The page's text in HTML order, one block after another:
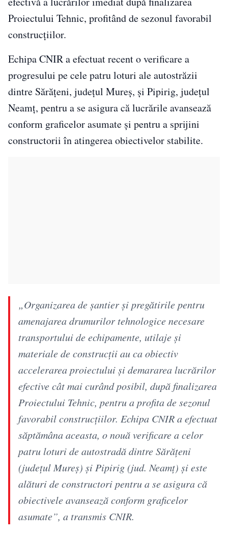
Proiectului Tehnic, profitând de sezonul favorabil
construcțiilor.
Echipa CNIR a efectuat recent o verificare a
progresului pe cele patru loturi ale autostrăzii
dintre Sărățeni, județul Mureș, și Pipirig, județul
Neamț, pentru a se asigura că lucrările avansează
conform graficelor asumate și pentru a sprijini
constructorii în atingerea obiectivelor stabilite.
„Organizarea de șantier și pregătirile pentru
amenajarea drumurilor tehnologice necesare
transportului de echipamente, utilaje și
materiale de construcții au ca obiectiv
accelerarea proiectului și demararea lucrărilor
efective cât mai curând posibil, după finalizarea
Proiectului Tehnic, pentru a profita de sezonul
favorabil construcțiilor. Echipa CNIR a efectuat
săptămâna aceasta, o nouă verificare a celor
patru loturi de autostradă dintre Sărățeni
(județul Mureș) și Pipirig (jud. Neamț) și este
alături de constructori pentru a se asigura că
obiectivele avansează conform graficelor
asumate”, a transmis CNIR.